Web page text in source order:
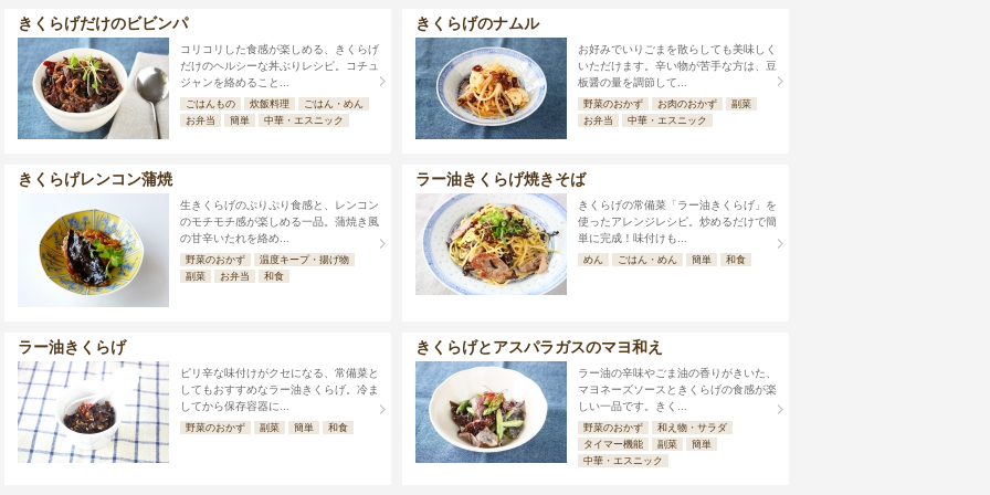
きくらげだけのビビンパ
コリコリした食感が楽しめる、きくらげ
だけのヘルシーな丼ぶりレシピ。コチュ
ジャンを絡めること...
ごはんもの 炊飯料理
ごはん・めん
お弁当
簡単 中華・エスニック
きくらげのナムル
お好みでいりごまを散らしても美味しく
いただけます。辛い物が苦手な方は、豆
板醤の量を調節して...
野菜のおかず お肉のおかず
副菜
お弁当
中華・エスニック
きくらげレンコン蒲焼
生きくらげのぷりぷり食感と、レンコン
のモチモチ感が楽しめる一品。蒲焼き風
の甘辛いたれを絡め...
野菜のおかず
温度キープ・揚げ物
副菜
お弁当 和食
ラー油きくらげ焼きそば
きくらげの常備菜「ラー油きくらげ」を
使ったアレンジレシピ。炒めるだけで簡
単に完成！味付けも...
めん ごはん・めん 簡単 和食
ラー油きくらげ
ピリ辛な味付けがクセになる、常備菜と
してもおすすめなラー油きくらげ。冷ま
してから保存容器に...
野菜のおかず 副菜 簡単 和食
きくらげとアスパラガスのマヨ和え
ラー油の辛味やごま油の香りがきいた、
マヨネーズソースときくらげの食感が楽
しい一品です。きく...
野菜のおかず
和え物・サラダ
タイマー機能
副菜
簡単
中華・エスニック